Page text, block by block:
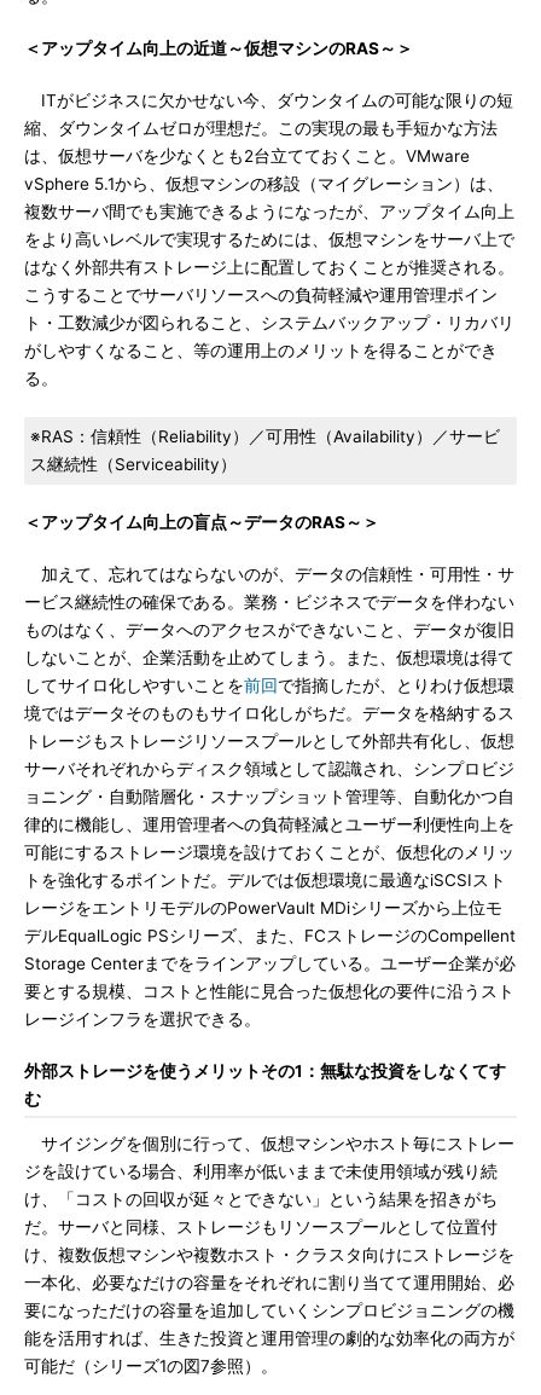
＜アップタイム向上の近道～仮想マシンのRAS～＞
ITがビジネスに欠かせない今、ダウンタイムの可能な限りの短
縮、ダウンタイムゼロが理想だ。この実現の最も手短かな方法
は、仮想サーバを少なくとも2台立てておくこと。VMware
vSphere 5.1から、仮想マシンの移設（マイグレーション）は、
複数サーバ間でも実施できるようになったが、アップタイム向上
をより高いレベルで実現するためには、仮想マシンをサーバ上で
はなく外部共有ストレージ上に配置しておくことが推奨される。
こうすることでサーバリソースへの負荷軽減や運用管理ポイン
ト・工数減少が図られること、システムバックアップ・リカバリ
がしやすくなること、等の運用上のメリットを得ることができ
る。
※RAS：信頼性（Reliability）／可用性（Availability）／サービ
ス継続性（Serviceability）
＜アップタイム向上の盲点～データのRAS～＞
加えて、忘れてはならないのが、データの信頼性・可用性・サ
ービス継続性の確保である。業務・ビジネスでデータを伴わない
ものはなく、データへのアクセスができないこと、データが復旧
しないことが、企業活動を止めてしまう。また、仮想環境は得て
してサイロ化しやすいことを前回で指摘したが、とりわけ仮想環
境ではデータそのものもサイロ化しがちだ。データを格納するス
トレージもストレージリソースプールとして外部共有化し、仮想
サーバそれぞれからディスク領域として認識され、シンプロビジ
ョニング・自動階層化・スナップショット管理等、自動化かつ自
律的に機能し、運用管理者への負荷軽減とユーザー利便性向上を
可能にするストレージ環境を設けておくことが、仮想化のメリッ
トを強化するポイントだ。デルでは仮想環境に最適なiSCSIスト
レージをエントリモデルのPowerVault MDiシリーズから上位モ
デルEqualLogic PSシリーズ、また、FCストレージのCompellent
Storage Centerまでをラインアップしている。ユーザー企業が必
要とする規模、コストと性能に見合った仮想化の要件に沿うスト
レージインフラを選択できる。
外部ストレージを使うメリットその1：無駄な投資をしなくてす
む
サイジングを個別に行って、仮想マシンやホスト毎にストレー
ジを設けている場合、利用率が低いままで未使用領域が残り続
け、「コストの回収が延々とできない」という結果を招きがち
だ。サーバと同様、ストレージもリソースプールとして位置付
け、複数仮想マシンや複数ホスト・クラスタ向けにストレージを
一本化、必要なだけの容量をそれぞれに割り当てて運用開始、必
要になっただけの容量を追加していくシンプロビジョニングの機
能を活用すれば、生きた投資と運用管理の劇的な効率化の両方が
可能だ（シリーズ1の図7参照）。